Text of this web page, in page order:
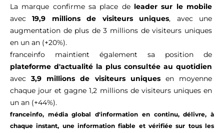
La marque confirme sa place de leader sur le mobile
avec19,9 millions de visiteurs uniques, avec une
augmentation de plus de 3 millions de visiteurs uniques
en un an (+20%).
franceinfo maintient également sa position de
plateforme d'actualité la plus consultée au quotidien
avec3,9 millions de visiteurs uniquesen moyenne
chaque jour et gagne 1,2 millions de visiteurs uniques en
un an (+44%).
franceinfo, média global d'information en continu, délivre, à
chaque instant, une information fiable et vérifiée sur tous les